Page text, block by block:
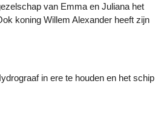
van Emma en Juliana het
koning Willem Alexander heeft zijn
in ere te houden en het schip